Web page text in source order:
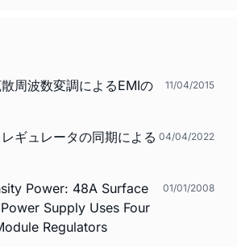
周波数変調によるEMIの
11/04/2015
ギュレータの同期による 04/04/2022
Power: 48A Surface
Supply Uses Four
Regulators
01/01/2008